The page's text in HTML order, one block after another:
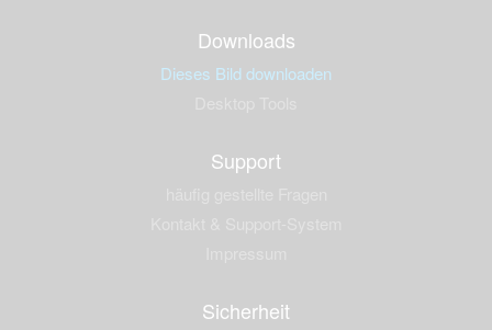
Downloads
Dieses Bild downloaden
Support
Sicherheit